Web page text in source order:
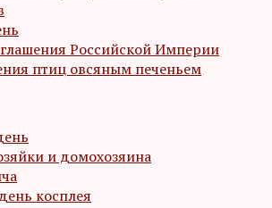
Российской Империи
птиц овсяным печеньем
и домохозяина
косплея